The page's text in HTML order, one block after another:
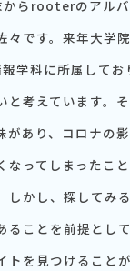
からrooterのアル
々です。来年大学
学科に所属してお
と考えています。
があり、コロナの
なってしまったこ
しかし、探してみ
ることを前提とし
トを見つけること